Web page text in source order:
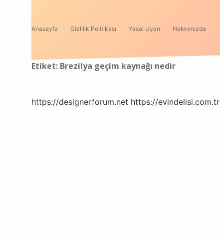
Anasayfa Gizlilik Politikası Yasal Uyarı Hakkımızda
Etiket: Brezilya geçim kaynağı nedir
https://designerforum.net https://evindelisi.com.tr